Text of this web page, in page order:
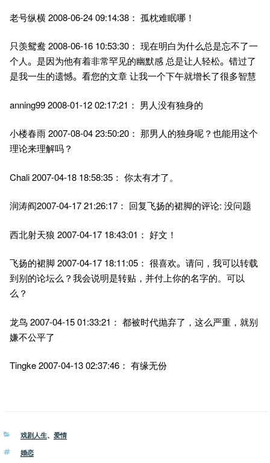
老号纵横 2008-06-24 09:14:38 ： 孤枕难眠哪！
只羡鸳鸯 2008-06-16 10:53:30 ： 现在明白为什么总是忘不了一
个人。 是因为他有着非常罕见的幽默感 总是让人轻松。 错过了
是我一生的遗憾。 看您的文章 让我一个下午就增长了很多智慧
anning99 2008-01-12 02:17:21 ： 男人没有独身的
小楼春雨 2007-08-04 23:50:20 ： 那男人的独身呢？也能用这个
理论来理解吗？
Chali 2007-04-18 18:58:35 ： 你太有才了。
润涛阎2007-04-17 21:26:17 ： 回复飞扬的裙脚的评论: 没问题
西北射天狼 2007-04-17 18:43:01 ： 好文！
飞扬的裙脚 2007-04-17 18:11:05 ： 很喜欢。 请问，我可以转载
到别的论坛么？我会说明是转贴，并付上你的名字的。可以
么？
龙鸟 2007-04-15 01:33:21 ： 都被时代抛弃了，这么严重，就别
嫌不公平了
Tingke 2007-04-13 02:37:46 ： 有缘无份
分
戏剧人生、 爱情
标
婚恋